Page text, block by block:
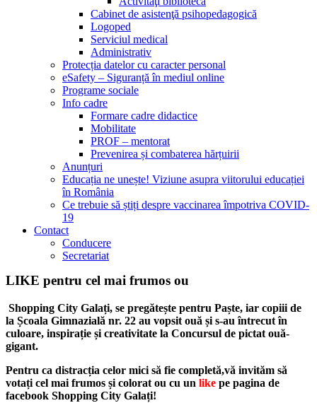
Cabinet de asistenţă psihopedagogică
Logoped
Serviciul medical
Administrativ
Protecția datelor cu caracter personal
eSafety – Siguranță în mediul online
Programe sociale
Info cadre
Formare cadre didactice
Mobilitate
PROF – mentorat
Prevenirea și combaterea hărțuirii
Anunțuri
Educația ne unește! Viziune asupra viitorului educației
în România
Ce trebuie să știți despre vaccinarea împotriva COVID-
19
Contact
Conducere
Secretariat
LIKE pentru cel mai frumos ou
Shopping City Galați, se pregătește pentru Paște, iar copiii de
la Școala Gimnazială nr. 22 au vopsit ouă și s-au întrecut în
culoare, inspirație și creativitate la Concursul de pictat ouă-
gigant.
Pentru ca distracția celor mici să fie completă,vă invităm să
votați cel mai frumos și colorat ou cu un like pe pagina de
facebook Shopping City Galați!